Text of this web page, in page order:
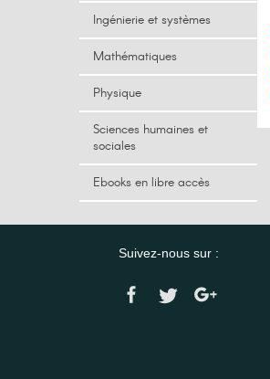
Ingénierie et systèmes
Mathématiques
Physique
Sciences humaines et
sociales
Ebooks en libre accès
Suivez-nous sur :